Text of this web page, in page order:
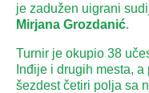
je zadužen uigrani
Mirjana Grozdanić.
Turnir je okupio 38
Inđije i drugih mesta,
šezdest četiri polja sa